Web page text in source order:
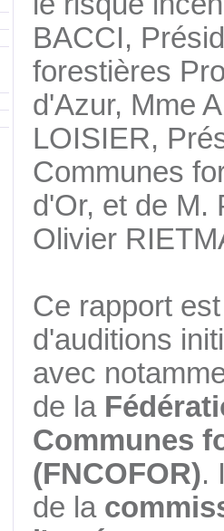
BACCI,
forestières
d'Azur, Mme
LOISIER,
Communes
d'Or, et de M.
Olivier
Ce rapport
d'auditions
avec
de la
Communes
(FNCOFOR).
de la